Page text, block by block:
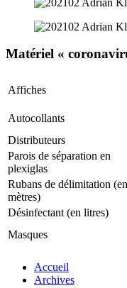
Matériel «
Affiches
Autocollants
Distributeurs
Parois de séparation en
plexiglas
Rubans de délimitation (en
mètres)
Désinfectant (en litres)
Masques
Accueil
Archives